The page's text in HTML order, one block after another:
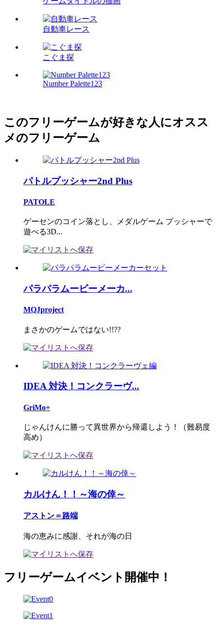
自動車レース
こぐま探
Number Palette123
このフリーゲームが好きな人にオスス
メのフリーゲーム
パトルプッシャー2nd Plus
PATOLE
ゲーセンのコイン落とし、メダルゲーム プッシャーで
遊べる3D...
パラパラムービーメーカ...
MQJproject
まさかのゲームではない!!??
IDEA 対決！コンクラーヴ...
GriMo+
じゃんけんに勝って異世界から帰還しよう！（難易度
高め）
カルけん！！～海の倖～
アストン＝路端
海の恵みに感謝、それが海の日
フリーゲームイベント開催中！